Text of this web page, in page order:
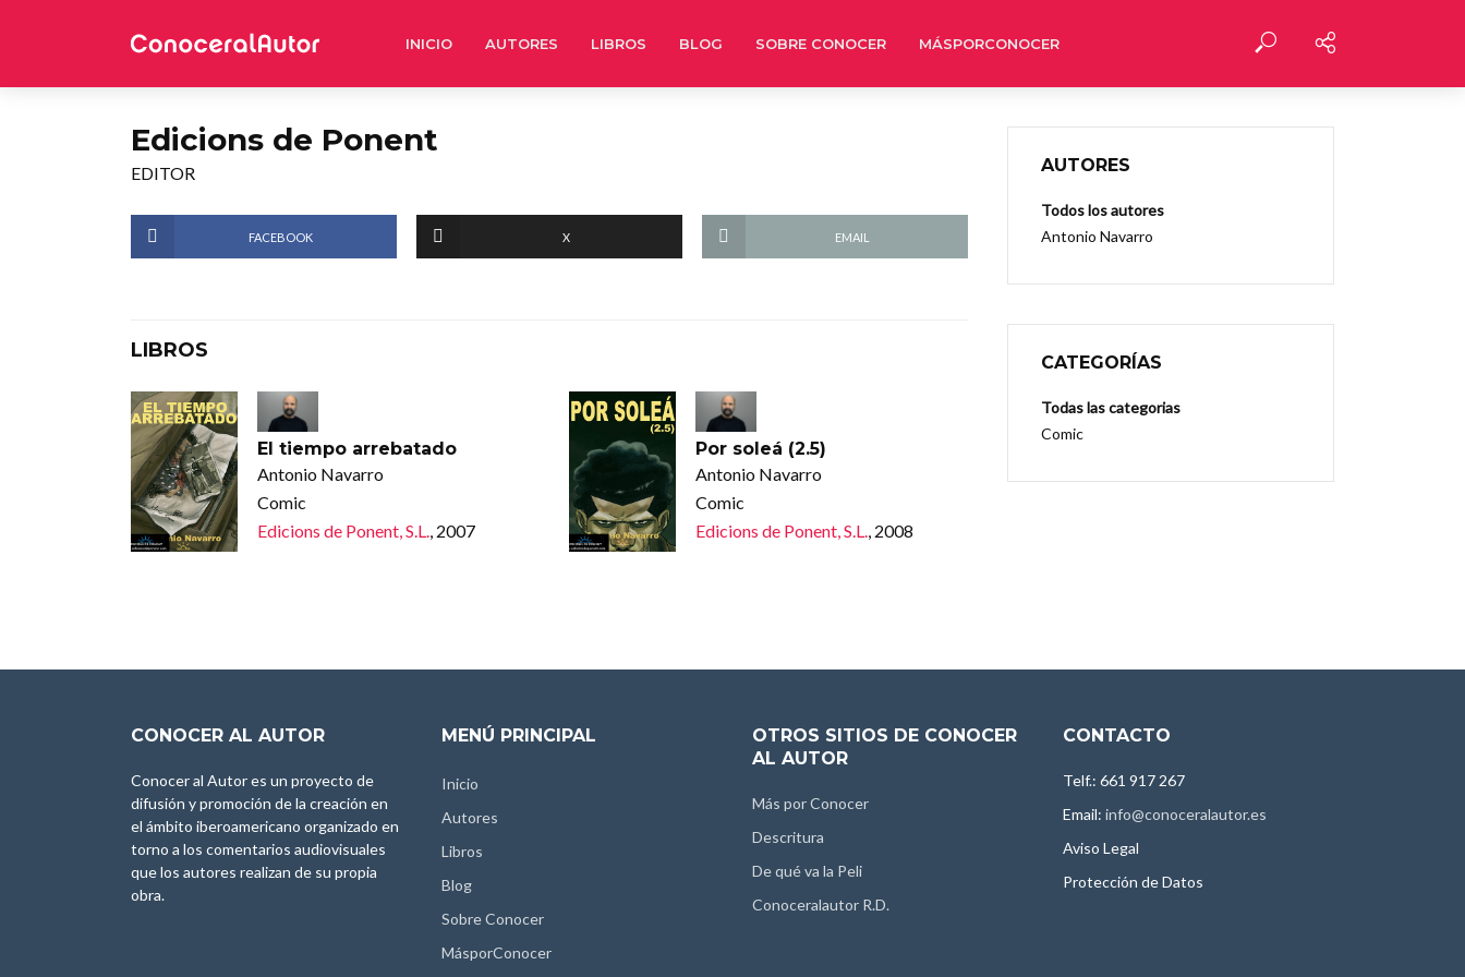
INICIO AUTORES LIBROS BLOG SOBRE CONOCER MÁSPORCONOCER
Edicions de Ponent
EDITOR
FACEBOOK X EMAIL
LIBROS
El tiempo arrebatado
Antonio Navarro
Comic
Edicions de Ponent, S.L., 2007
Por soleá (2.5)
Antonio Navarro
Comic
Edicions de Ponent, S.L., 2008
AUTORES
Todos los autores
Antonio Navarro
CATEGORÍAS
Todas las categorias
Comic
CONOCER AL AUTOR
Conocer al Autor es un proyecto de
difusión y promoción de la creación en
el ámbito iberoamericano organizado en
torno a los comentarios audiovisuales
que los autores realizan de su propia
obra.
MENÚ PRINCIPAL
Inicio
Autores
Libros
Blog
Sobre Conocer
MásporConocer
OTROS SITIOS DE CONOCER
AL AUTOR
Más por Conocer
Descritura
De qué va la Peli
Conoceralautor R.D.
CONTACTO
Telf.: 661 917 267
Email: info@conoceralautor.es
Aviso Legal
Protección de Datos